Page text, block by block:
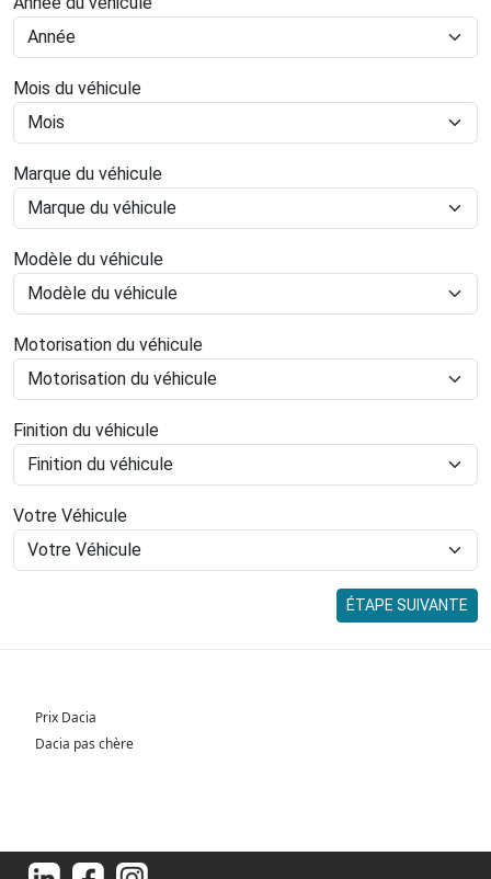
Mois du véhicule
Marque du véhicule
Modèle du véhicule
Motorisation du véhicule
Finition du véhicule
Votre Véhicule
ÉTAPE SUIVANTE
Prix Dacia
Dacia pas chère